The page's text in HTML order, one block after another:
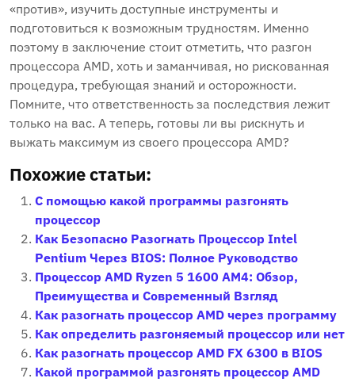
«против», изучить доступные инструменты и
подготовиться к возможным трудностям. Именно
поэтому в заключение стоит отметить, что разгон
процессора AMD, хоть и заманчивая, но рискованная
процедура, требующая знаний и осторожности.
Помните, что ответственность за последствия лежит
только на вас. А теперь, готовы ли вы рискнуть и
выжать максимум из своего процессора AMD?
Похожие статьи:
С помощью какой программы разгонять
процессор
Как Безопасно Разогнать Процессор Intel
Pentium Через BIOS: Полное Руководство
Процессор AMD Ryzen 5 1600 AM4: Обзор,
Преимущества и Современный Взгляд
Как разогнать процессор AMD через программу
Как определить разгоняемый процессор или нет
Как разогнать процессор AMD FX 6300 в BIOS
Какой программой разгонять процессор AMD